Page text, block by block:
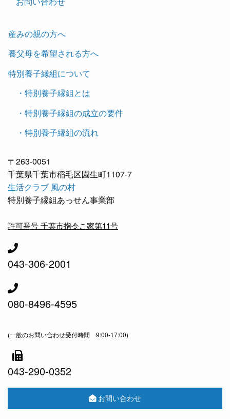
産みの親の方へ
養父母を希望される方へ
特別養子縁組について
・特別養子縁組とは
・特別養子縁組の成立の要件
・特別養子縁組の流れ
〒263-0051
千葉県千葉市稲毛区園生町1107-7
生活クラブ 風の村
特別養子縁組あっせん事業部
許可番号 千葉市指令こ家第11号
043-306-2001
080-8496-4595
(一般のお問い合わせ受付時間 9:00-17:00)
043-290-0352
お問い合わせ